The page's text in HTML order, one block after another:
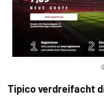
Tipico verdreifacht